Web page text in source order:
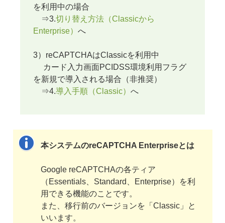
を利用中の場合
⇒3.切り替え方法（Classicから
Enterprise） へ
3）reCAPTCHAはClassicを利用中
カード入力画面PCIDSS環境利用フラグ
を新規で導入される場合（非推奨）
⇒4.導入手順（Classic） へ
本システムのreCAPTCHA Enterpriseとは
Google reCAPTCHAの各ティア
（Essentials、Standard、Enterprise）を利
用できる機能のことです。
また、移行前のバージョンを「Classic」と
いいます。